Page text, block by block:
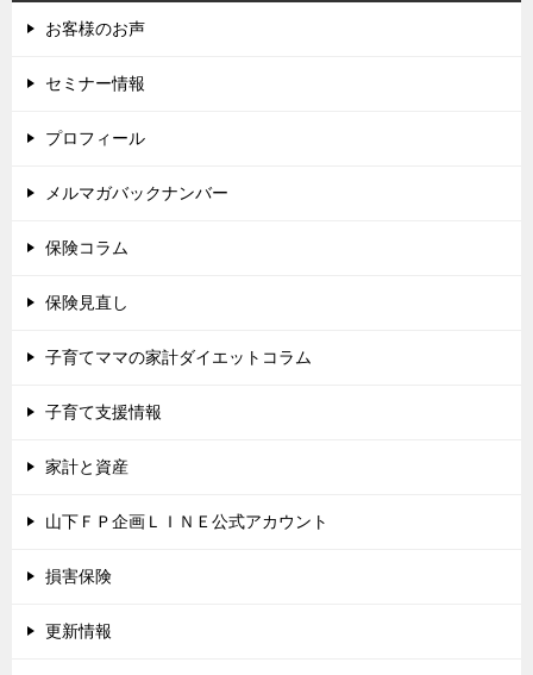
お客様のお声
セミナー情報
プロフィール
メルマガバックナンバー
保険コラム
保険見直し
子育てママの家計ダイエットコラム
子育て支援情報
家計と資産
山下ＦＰ企画ＬＩＮＥ公式アカウント
損害保険
更新情報